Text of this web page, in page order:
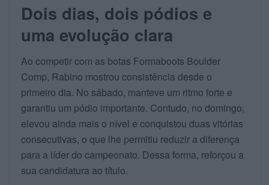
Dois dias, dois pódios e
uma evolução clara
Ao competir com as botas Formaboots Boulder
Comp, Rabino mostrou consistência desde o
primeiro dia. No sábado, manteve um ritmo forte e
garantiu um pódio importante. Contudo, no domingo,
elevou ainda mais o nível e conquistou duas vitórias
consecutivas, o que lhe permitiu reduzir a diferença
para a líder do campeonato. Dessa forma, reforçou a
sua candidatura ao título.